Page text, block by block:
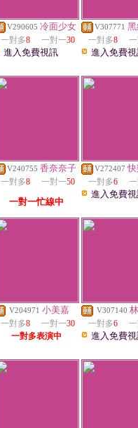
V290605 冷面少女
一對多8 一對一30
進入免費視訊
V307771
一對多8
進入免費
V240755 香奈奈子
一對多8 一對一50
一對一忙線中
V272407
一對多6
進入免費
V204971 小美嘉
一對多8 一對一30
一對多表演中
V307140
一對多6
進入免費